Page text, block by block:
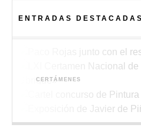
ENTRADAS DESTACADAS
Paco Rojas premiado en
Pintura de Alboraya 2026
CERTÁMENES
Bases del LXI Certamen
«Villa de Ubrique»
Bases del XV Concurso